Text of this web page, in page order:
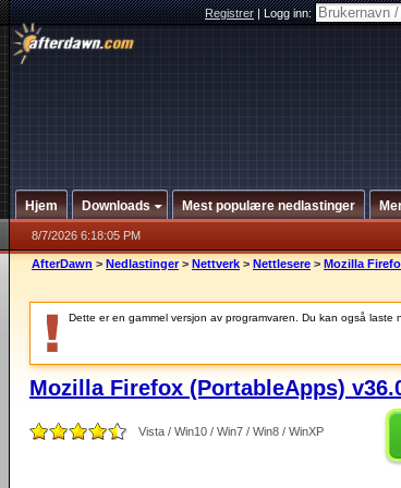
Registrer|Logg inn:
Hjem Downloads Mest populære nedlastinger
8/7/2026 6:18:05 PM
AfterDawn > Nedlastinger > Nettverk > Nettlesere > Mozilla
Dette er en gammel versjon av programvaren. Du kan også laste
Mozilla Firefox (PortableApps)
Vista / Win10 / Win7 / Win8 / WinXP